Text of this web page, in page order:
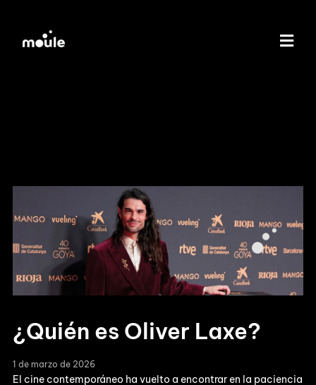
¿Quién es Oliver Laxe?
1 de marzo de 2026
El cine contemporáneo ha vuelto a encontrar en la paciencia